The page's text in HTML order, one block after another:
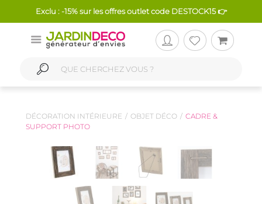
Exclu : -15% sur les offres outlet code DESTOCK15 👉
DÉCORATION INTÉRIEURE OBJET DÉCO
CADRE &
SUPPORT PHOTO